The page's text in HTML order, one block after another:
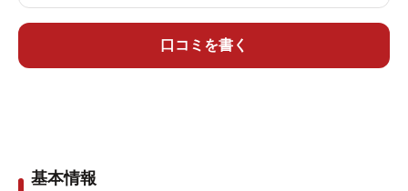
い部屋は、今まで宿泊した中で最高でした。
ただ、ホテルの規模の割合には、お風呂が小さい
ビックリ！（ホテルの計らいで６時になりまし
口コミを書く
基本情報